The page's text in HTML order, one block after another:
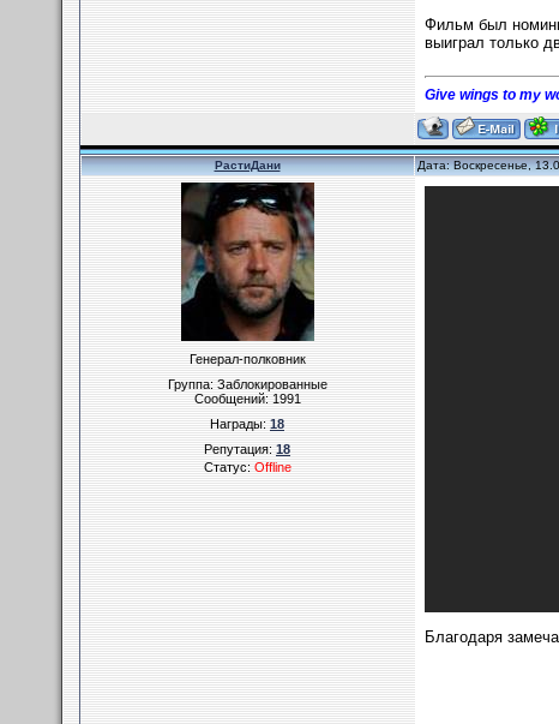
Фильм был
выиграл только
Give wings to my
РастиДани Дата: Воскресенье,
Генерал-полковник
Группа: Заблокированные
Сообщений:1991
Награды:18
Репутация:18
Статус:Offline
Благодаря